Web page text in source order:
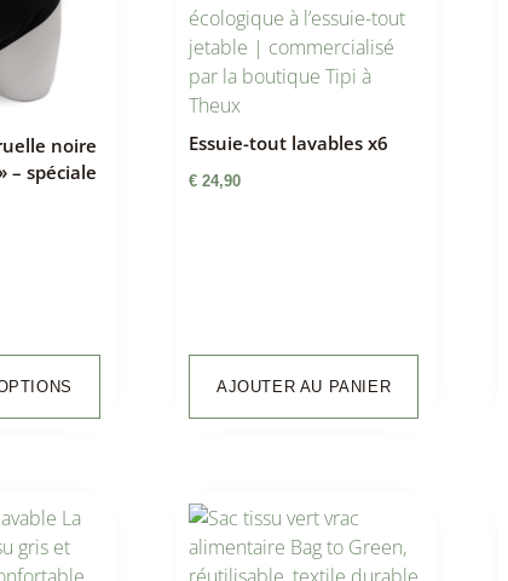
noire
– spéciale
Essuie-tout lavables x6
€ 24,90
AJOUTER AU PANIER